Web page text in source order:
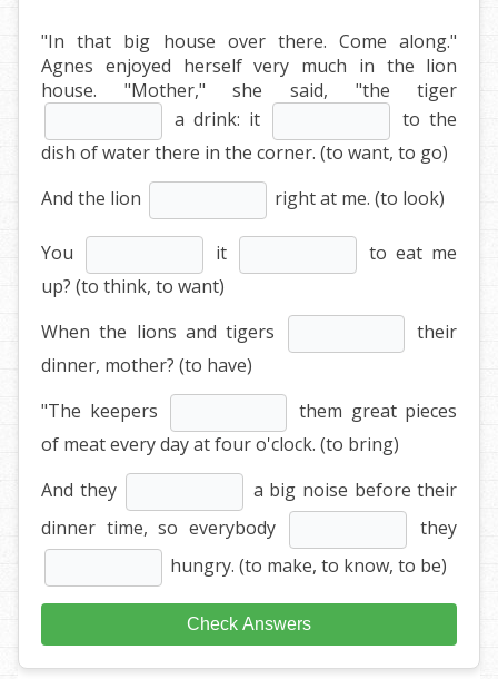
"In that big house over there. Come along."
Agnes enjoyed herself very much in the lion
house. "Mother," she said, "the tiger
a drink: it
to the
dish of water there in the corner. (to want, to go)
And the lion
right at me. (to look)
You it
to eat me
up? (to think, to want)
When the lions and tigers
their
dinner, mother? (to have)
"The keepers
them great pieces
of meat every day at four o'clock. (to bring)
And they
a big noise before their
dinner time, so everybody
they
hungry. (to make, to know, to be)
Check Answers